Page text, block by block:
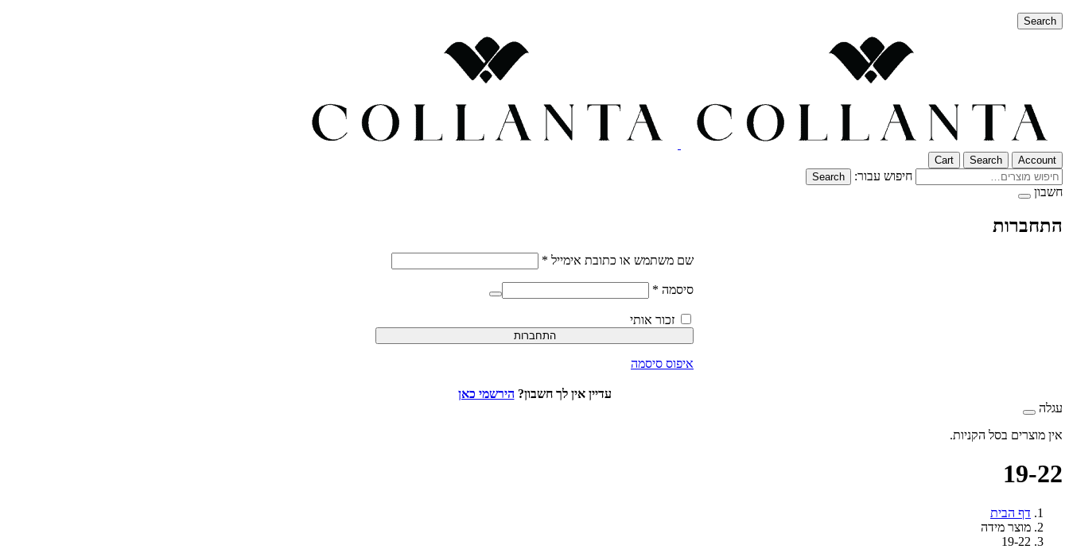
Search
Account
Search
Cart
חיפוש עבור: Search
חשבון
התחברות
שם משתמש או כתובת אימייל *
סיסמה *
זכור אותי
התחברות
איפוס סיסמה
עדיין אין לך חשבון? הירשמי כאן
עגלה
אין מוצרים בסל הקניות.
19-22
דף הבית
מוצר מידה
19-22